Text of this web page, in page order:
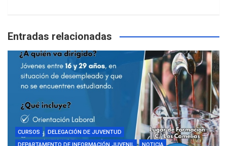
Entradas relacionadas
CURSOS
DELEGACIÓN DE JUVENTUD